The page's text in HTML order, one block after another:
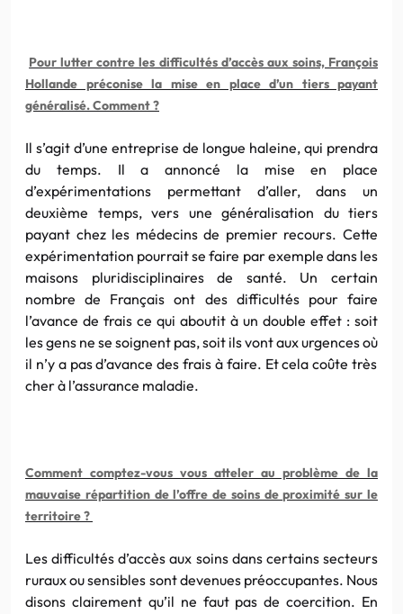
Pour lutter contre les difficultés d’accès aux soins, François
Hollande préconise la mise en place d’un tiers payant
généralisé. Comment ?
Il s’agit d’une entreprise de longue haleine, qui prendra
du temps. Ila annoncé la mise en place
d’expérimentations permettant d’aller, dans un
deuxième temps, vers une généralisation du tiers
payant chez les médecins de premier recours. Cette
expérimentation pourrait se faire par exemple dans les
maisons pluridisciplinaires de santé. Un certain
nombre de Français ont des difficultés pour faire
l’avance de frais ce qui aboutit à un double effet : soit
les gens ne se soignent pas, soit ils vont aux urgences où
il n’y a pas d’avance des frais à faire. Et cela coûte très
cher à l’assurance maladie.
Comment comptez-vous vous atteler au problème de la
mauvaise répartition de l’offre de soins de proximité sur le
territoire ?
Les difficultés d’accès aux soins dans certains secteurs
ruraux ou sensibles sont devenues préoccupantes. Nous
disons clairement qu’il ne faut pas de coercition. En